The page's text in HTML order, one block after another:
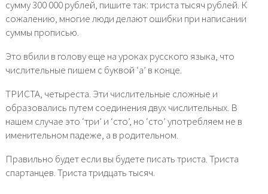
сумму 300 000 рублей, пишите так: триста тысяч рублей. К
сожалению, многие люди делают ошибки при написании
суммы прописью.
Это вбили в голову еще на уроках русского языка, что
числительные пишем с буквой ‘а’ в конце.
ТРИСТА, четыреста. Эти числительные сложные и
образовались путем соединения двух числительных. В
нашем случае это ‘три’ и ‘сто’, но ‘сто’ употребляем не в
именительном падеже, а в родительном.
Правильно будет если вы будете писать триста. Триста
спартанцев. Триста тридцать тысяч.